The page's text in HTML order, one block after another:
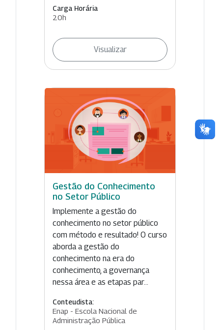
Carga Horária
20h
Visualizar
Gestão do Conhecimento
no Setor Público
Implemente a gestão do
conhecimento no setor público
com método e resultado! O curso
aborda a gestão do
conhecimento na era do
conhecimento, a governança
nessa área e as etapas par...
Conteudista:
Enap - Escola Nacional de
Administração Pública